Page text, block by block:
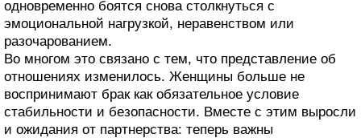
одновременно боятся снова столкнуться с
эмоциональной нагрузкой, неравенством или
разочарованием.
Во многом это связано с тем, что представление об
отношениях изменилось. Женщины больше не
воспринимают брак как обязательное условие
стабильности и безопасности. Вместе с этим выросли
и ожидания от партнерства: теперь важны